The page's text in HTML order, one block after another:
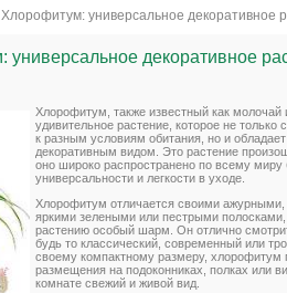
Хлорофитум: универсальное декоративное
универсальное декоративное
Хлорофитум, также известный как молочай
удивительное растение, которое не только
к разным условиям обитания, но и
декоративным видом. Это растение
оно широко распространено по всему миру
универсальности и легкости в уходе.
Хлорофитум отличается своими ажурными,
яркими зелеными или пестрыми
растению особый шарм. Он отлично
будь то классический, современный или
своему компактному размеру, хлорофитум
размещения на подоконниках, полках или
комнате свежий и живой вид.